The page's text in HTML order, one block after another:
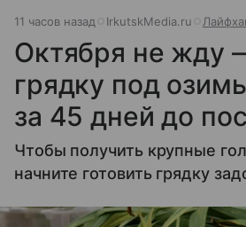
11 часов назад IrkutskMedia.ru
Октября не жду
грядку под
за 45 дней до
Чтобы получить крупные
начните готовить грядку